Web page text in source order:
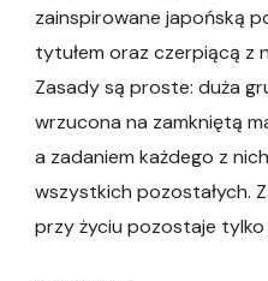
zainspirowane japońską
tytułem oraz czerpiącą z
Zasady są proste: duża
wrzucona na zamkniętą
a zadaniem każdego z
wszystkich pozostałych.
przy życiu pozostaje tylko